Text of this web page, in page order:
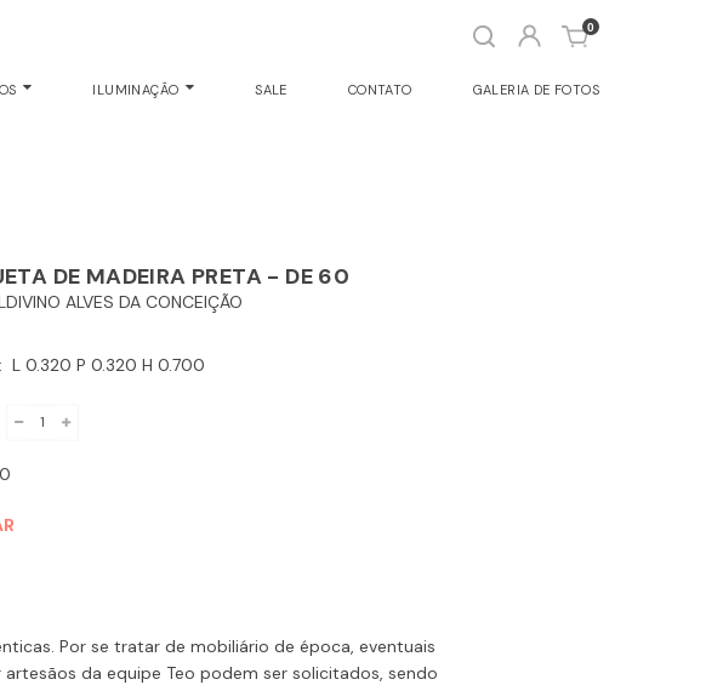
Abrir
busca
0
ILUMINAÇÃO SALE CONTATO GALERIA DE FOTOS
DE MADEIRA PRETA - DE 60
ALVES DA CONCEIÇÃO
L 0.320 P 0.320 H 0.700
Por se tratar de mobiliário de época, eventuais
da equipe Teo podem ser solicitados, sendo